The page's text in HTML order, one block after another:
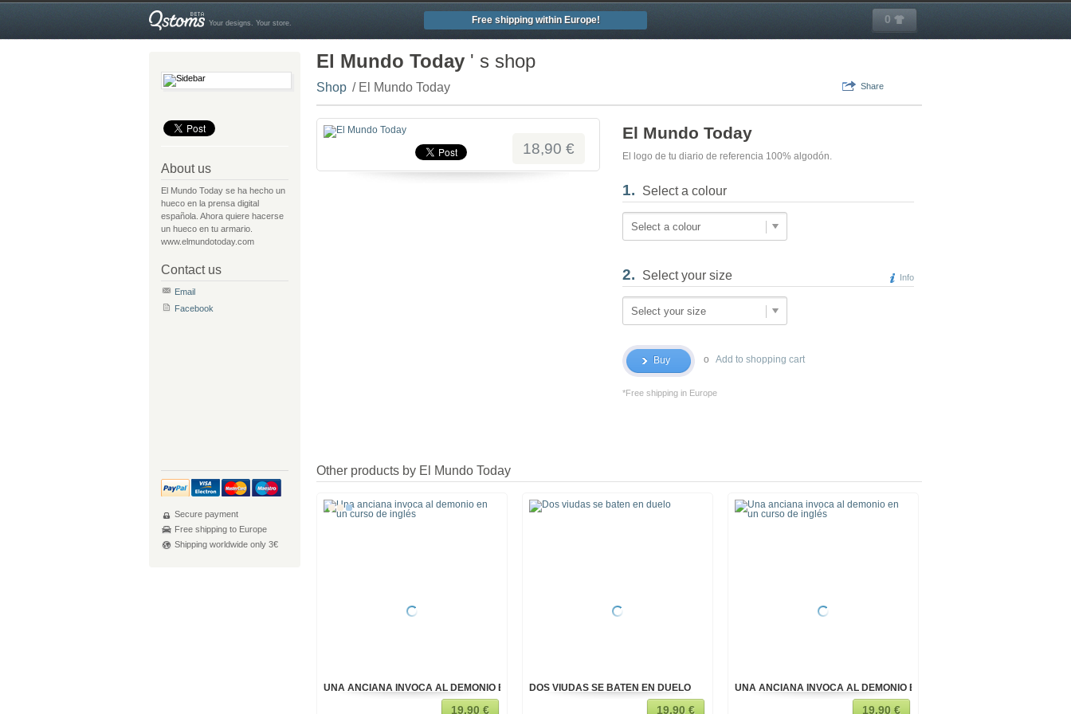
Your designs. Your store. Free shipping within Europe! 0
About us
El Mundo Today se ha hecho un
hueco en la prensa digital
española. Ahora quiere hacerse
un hueco en tu armario.
www.elmundotoday.com
Contact us
Email
Facebook
Secure payment
Free shipping to Europe
Shipping worldwide only 3€
El Mundo Today ' s shop
Shop / El Mundo Today Share
18,90 €
El Mundo Today
El logo de tu diario de referencia 100% algodón.
1. Select a colour
Select a colour
2. Select your size Info
Select your size
Buy o Add to shopping cart
*Free shipping in Europe
Other products by El Mundo Today
UNA ANCIANA INVOCA AL DEMONIO EN UN CURSO DE INGLÉS
19,90 €
DOS VIUDAS SE BATEN EN DUELO
19,90 €
UNA ANCIANA INVOCA AL DEMONIO EN UN CURSO DE INGLÉS
19,90 €